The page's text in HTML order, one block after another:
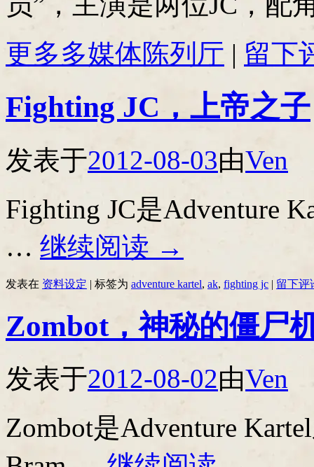
更多多媒体陈列厅 | 留下
Fighting JC，上帝之子
发表于2012-08-03由Ven
Fighting JC是Adventure
… 继续阅读 →
发表在 资料设定 | 标签为 adventure kartel, ak, fighting jc | 留下评
Zombot，神秘的僵尸
发表于2012-08-02由Ven
Zombot是Adventure